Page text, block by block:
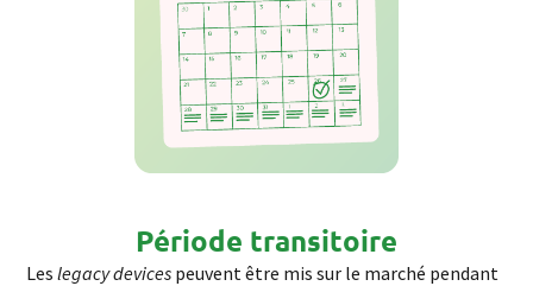
Période transitoire
Les legacydevices peuvent être mis sur le marché pendant